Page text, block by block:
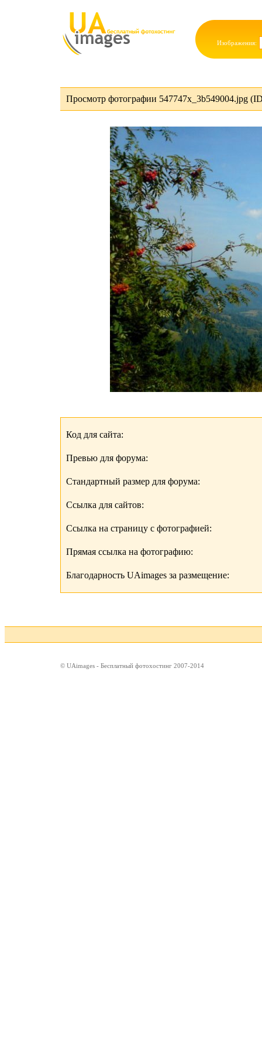
Изображения:
Просмотр фотографии 547747x_3b549004.jpg
Код для сайта:
Превью для форума:
Стандартный размер для форума:
Ссылка для сайтов:
Ссылка на страницу с фотографией:
Прямая ссылка на фотографию:
Благодарность UAimages за размещение:
© UAimages - Бесплатный фотохостинг 2007-2014